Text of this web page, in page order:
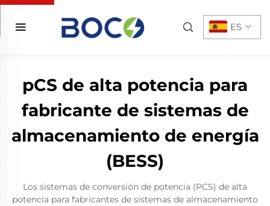
ES
pCS de alta potencia para
fabricante de sistemas de
almacenamiento de energía
(BESS)
Los sistemas de conversión de potencia (PCS) de alta
potencia para fabricantes de sistemas de almacenamiento